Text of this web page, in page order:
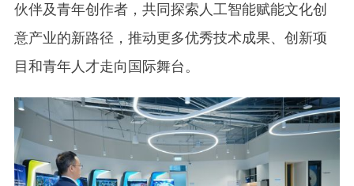
伙伴及青年创作者，共同探索人工智能赋能文化创
意产业的新路径，推动更多优秀技术成果、创新项
目和青年人才走向国际舞台。